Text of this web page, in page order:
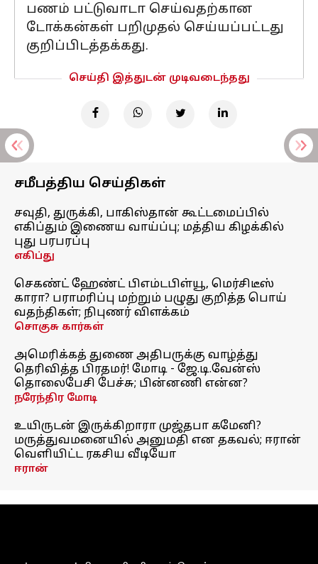
பணம் பட்டுவாடா செய்வதற்கான
டோக்கன்கள் பறிமுதல் செய்யப்பட்டது
குறிப்பிடத்தக்கது.
செய்தி இத்துடன் முடிவடைந்தது
சமீபத்திய செய்திகள்
சவுதி, துருக்கி, பாகிஸ்தான் கூட்டமைப்பில்
எகிப்தும் இணைய வாய்ப்பு; மத்திய கிழக்கில்
புது பரபரப்பு
எகிப்து
செகண்ட் ஹேண்ட் பிஎம்டபிள்யூ, மெர்சிடீஸ்
காரா? பராமரிப்பு மற்றும் பழுது குறித்த பொய்
வதந்திகள்; நிபுணர் விளக்கம்
சொகுசு கார்கள்
அமெரிக்கத் துணை அதிபருக்கு வாழ்த்து
தெரிவித்த பிரதமர்! மோடி - ஜே.டி.வேன்ஸ்
தொலைபேசி பேச்சு; பின்னணி என்ன?
நரேந்திர மோடி
உயிருடன் இருக்கிறாரா முஜ்தபா கமேனி?
மருத்துவமனையில் அனுமதி என தகவல்; ஈரான்
வெளியிட்ட ரகசிய வீடியோ
ஈரான்